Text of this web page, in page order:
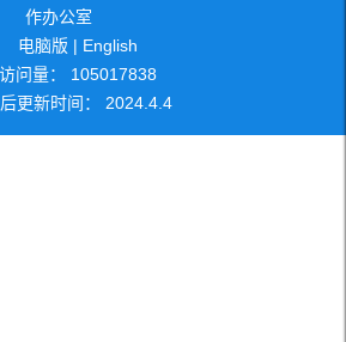
作办公室
电脑版 | English
访问量： 105017838
更新时间： 2024 4 4